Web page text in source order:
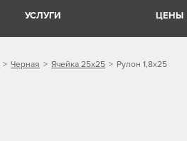
УСЛУГИ ЦЕНЫ
Черная Ячейка 25х25 Рулон 1,8х25